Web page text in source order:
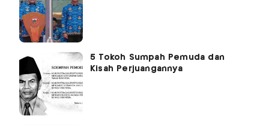
5 Tokoh Sumpah Pemuda dan
Kisah Perjuangannya